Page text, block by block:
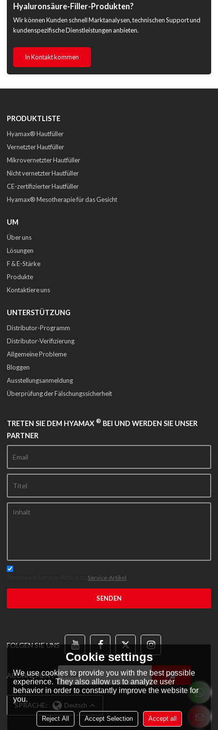
Hyaluronsäure-Filler-Produkten?
Wir können Kunden schnell Marktanalysen, technischen Support und
kundenspezifische Dienstleistungen anbieten.
In Kontakt kommen
PRODUKTLISTE
Hyamax® Hautfüller
Vernetzter Hautfüller
Mikrovernetzter Hautfüller
Nicht vernetzter Hautfüller
CE-zertifizierter Hautfüller
Hyamax® Mesotherapie für das Gesicht
UM
Über uns
Lösungen
F & E-Stärke
Produkte
Kontaktiere uns
UNTERSTÜTZUNG
Distributor-Programm
Distributor-Verifizierung
Allgemeine Probleme
Bloggen
Ausstellungsanmeldung
Überprüfung der Fälschungssicherheit
TRETEN SIE DEM HYAMAX ® BEI UND WERDEN SIE UNSER
PARTNER
Service-Artikel
SENDEN
FOLGEN SIE UNS
ABONNEMENT
SPRACHE: Deutsch
Cookie settings
We use cookies to provide you with the best possible
experience. They also allow us to analyze user
behavior in order to constantly improve the website for
you.
Reject All Accept Selection Accept all